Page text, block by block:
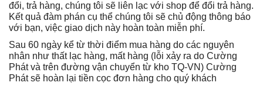
đổi, trả hàng, chúng tôi sẽ liên lạc với shop để đổi trả hàng.
Kết quả đàm phán cụ thể chúng tôi sẽ chủ động thông báo
với bạn, việc giao dịch này hoàn toàn miễn phí.
Sau 60 ngày kể từ thời điểm mua hàng do các nguyên
nhân như thất lạc hàng, mất hàng (lỗi xảy ra do Cường
Phátvà trên đường vận chuyển từ kho TQ-VN) Cường
Phátsẽ hoàn lại tiền cọc đơn hàng cho quý khách